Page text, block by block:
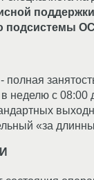
подсистемы
полная
в неделю с 08:00
«за